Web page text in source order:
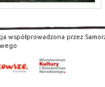
współprowadzona przez